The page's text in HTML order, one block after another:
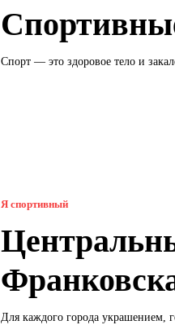
Спорт — это здоровое тело и
Я спортивный
Для каждого города украшением,